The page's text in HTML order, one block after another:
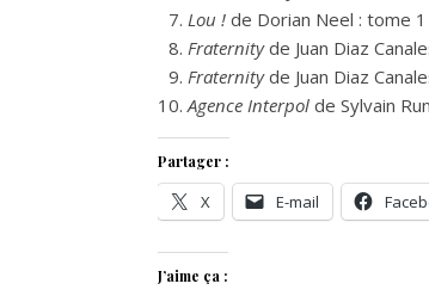
Lou ! de Dorian Neel : tome 1
Fraternityde Juan Diaz
Fraternityde Juan Diaz
Agence Interpol de Sylvain
Partager :
X E-mail
J’aime ça :